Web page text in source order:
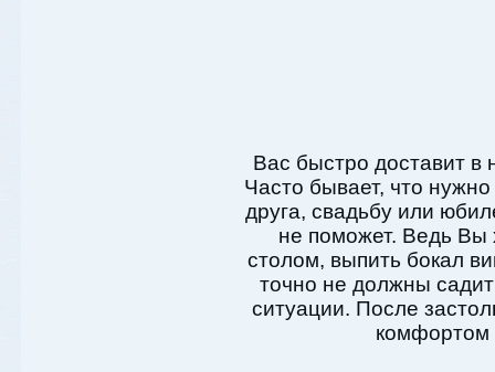
Вас быстро доставит
Часто бывает, что
друга, свадьбу или
не поможет. Ведь Вы
столом, выпить бокал
точно не должны
ситуации. После